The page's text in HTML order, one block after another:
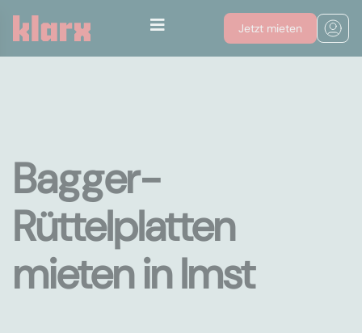
Jetzt mieten
Bagger-
Rüttelplatten
mieten in Imst